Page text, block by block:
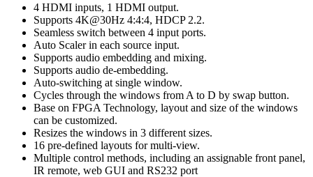
4 HDMI inputs, 1 HDMI output.
Supports 4K@30Hz 4:4:4, HDCP 2.2.
Seamless switch between 4 input ports.
Auto Scaler in each source input.
Supports audio embedding and mixing.
Supports audio de-embedding.
Auto-switching at single window.
Cycles through the windows from A to D by swap button.
Base on FPGA Technology, layout and size of the windows
can be customized.
Resizes the windows in 3 different sizes.
16 pre-defined layouts for multi-view.
Multiple control methods, including an assignable front panel,
IR remote, web GUI and RS232 port